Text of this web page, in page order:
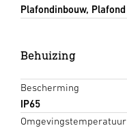
Plafondinbouw, Plafond
Behuizing
Bescherming
IP65
Omgevingstemperatuur